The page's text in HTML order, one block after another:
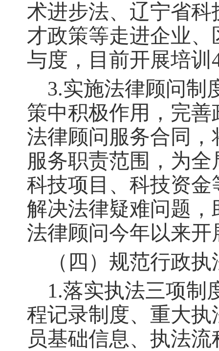
术进步法、辽宁省
才政策等走进企业
与度，目前开展培训
3.实施法律顾问制
策中积极作用，完
法律顾问服务合同
服务职责范围，为
科技项目、科技资
解决法律疑难问题
法律顾问今年以来
（四）规范行政
1.落实执法三项制
程记录制度、重大
员基础信息、执法